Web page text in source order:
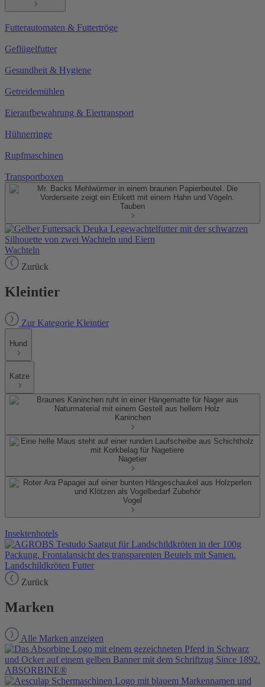
Futterautomaten & Futtertröge
Geflügelfutter
Gesundheit & Hygiene
Getreidemühlen
Eieraufbewahrung & Eiertransport
Hühnerringe
Rupfmaschinen
Transportboxen
Tauben
Wachteln
Zurück
Kleintier
Zur Kategorie Kleintier
Hund
Katze
Kaninchen
Nagetier
Vogel
Insektenhotels
Landschildkröten Futter
Zurück
Marken
Alle Marken anzeigen
ABSORBINE®